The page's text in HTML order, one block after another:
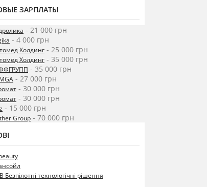
ЗАРПЛАТЫ
- 21 000 грн
- 4 000 грн
Холдинг - 25 000 грн
Холдинг - 35 000 грн
- 35 000 грн
- 27 000 грн
- 30 000 грн
- 30 000 грн
- 15 000 грн
Group - 70 000 грн
Безпілотні технологічні рішення